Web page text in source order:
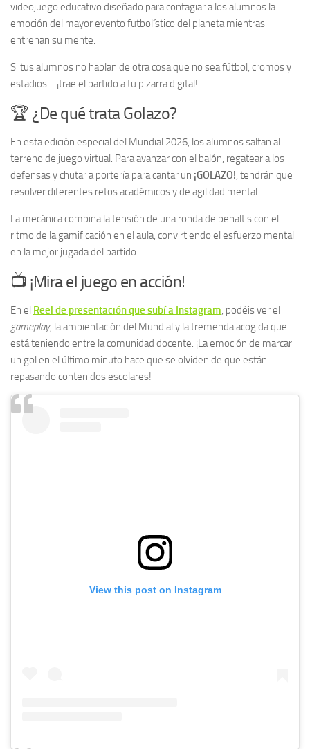
videojuego educativo diseñado para contagiar a los alumnos la
emoción del mayor evento futbolístico del planeta mientras
entrenan su mente.
Si tus alumnos no hablan de otra cosa que no sea fútbol, cromos y
estadios… ¡trae el partido a tu pizarra digital!
🏆 ¿De qué trata Golazo?
En esta edición especial del Mundial 2026, los alumnos saltan al
terreno de juego virtual. Para avanzar con el balón, regatear a los
defensas y chutar a portería para cantar un ¡GOLAZO!, tendrán que
resolver diferentes retos académicos y de agilidad mental.
La mecánica combina la tensión de una ronda de penaltis con el
ritmo de la gamificación en el aula, convirtiendo el esfuerzo mental
en la mejor jugada del partido.
📺 ¡Mira el juego en acción!
En el Reel de presentación que subí a Instagram, podéis ver el
gameplay, la ambientación del Mundial y la tremenda acogida que
está teniendo entre la comunidad docente. ¡La emoción de marcar
un gol en el último minuto hace que se olviden de que están
repasando contenidos escolares!
View this post on Instagram